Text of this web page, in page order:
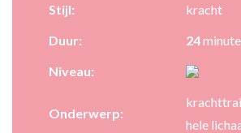
Stijl:
kracht
Duur:
24
Niveau:
Onderwerp:
hele